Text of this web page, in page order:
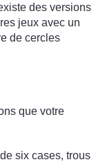
des versions
jeux avec un
de cercles
que votre
six cases, trous